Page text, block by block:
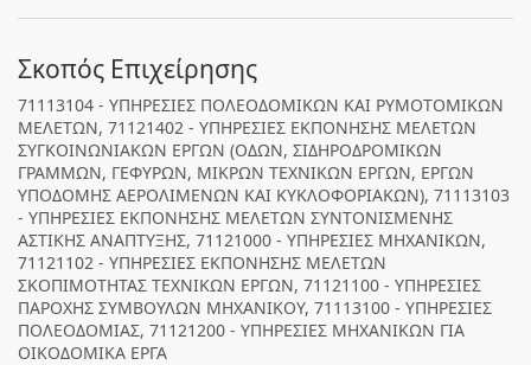
Σκοπός Επιχείρησης
71113104 - ΥΠΗΡΕΣΙΕΣ ΠΟΛΕΟΔΟΜΙΚΩΝ ΚΑΙ ΡΥΜΟΤΟΜΙΚΩΝ
ΜΕΛΕΤΩΝ, 71121402 - ΥΠΗΡΕΣΙΕΣ ΕΚΠΟΝΗΣΗΣ ΜΕΛΕΤΩΝ
ΣΥΓΚΟΙΝΩΝΙΑΚΩΝ ΕΡΓΩΝ (ΟΔΩΝ, ΣΙΔΗΡΟΔΡΟΜΙΚΩΝ
ΓΡΑΜΜΩΝ, ΓΕΦΥΡΩΝ, ΜΙΚΡΩΝ ΤΕΧΝΙΚΩΝ ΕΡΓΩΝ, ΕΡΓΩΝ
ΥΠΟΔΟΜΗΣ ΑΕΡΟΛΙΜΕΝΩΝ ΚΑΙ ΚΥΚΛΟΦΟΡΙΑΚΩΝ), 71113103
- ΥΠΗΡΕΣΙΕΣ ΕΚΠΟΝΗΣΗΣ ΜΕΛΕΤΩΝ ΣΥΝΤΟΝΙΣΜΕΝΗΣ
ΑΣΤΙΚΗΣ ΑΝΑΠΤΥΞΗΣ, 71121000 - ΥΠΗΡΕΣΙΕΣ ΜΗΧΑΝΙΚΩΝ,
71121102 - ΥΠΗΡΕΣΙΕΣ ΕΚΠΟΝΗΣΗΣ ΜΕΛΕΤΩΝ
ΣΚΟΠΙΜΟΤΗΤΑΣ ΤΕΧΝΙΚΩΝ ΕΡΓΩΝ, 71121100 - ΥΠΗΡΕΣΙΕΣ
ΠΑΡΟΧΗΣ ΣΥΜΒΟΥΛΩΝ ΜΗΧΑΝΙΚΟΥ, 71113100 - ΥΠΗΡΕΣΙΕΣ
ΠΟΛΕΟΔΟΜΙΑΣ, 71121200 - ΥΠΗΡΕΣΙΕΣ ΜΗΧΑΝΙΚΩΝ ΓΙΑ
ΟΙΚΟΔΟΜΙΚΑ ΕΡΓΑ